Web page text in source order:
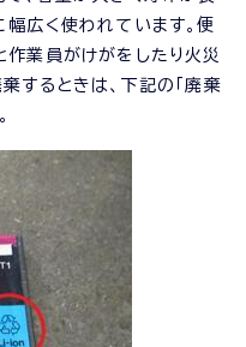
広く使われています。便
業員がけがをしたり火災
するときは、下記の「廃棄